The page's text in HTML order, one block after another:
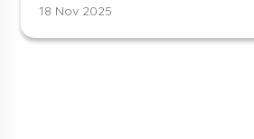
18 Nov 2025